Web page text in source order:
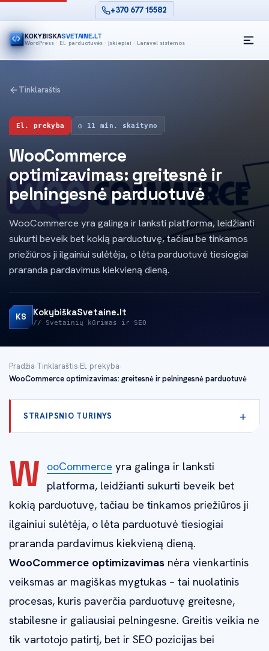
+370 677 15582
KOKYBISKASVETAINE.LT
WordPress · El. parduotuvės · Įskiepiai · Laravel sistemos
Tinklaraštis
El. prekyba ◷ 11 min. skaitymo
WooCommerce
optimizavimas: greitesnė ir
pelningesnė parduotuvė
WooCommerce yra galinga ir lanksti platforma, leidžianti
sukurti beveik bet kokią parduotuvę, tačiau be tinkamos
priežiūros ji ilgainiui sulėtėja, o lėta parduotuvė tiesiogiai
praranda pardavimus kiekvieną dieną.
KS KokybiškaSvetaine.lt
// Svetainių kūrimas ir SEO
Pradžia Tinklaraštis El. prekyba
WooCommerce optimizavimas: greitesnė ir pelningesnė parduotuvė
STRAIPSNIO TURINYS
W ooCommerce yra galinga ir lanksti
platforma, leidžianti sukurti beveik bet
kokią parduotuvę, tačiau be tinkamos priežiūros ji
ilgainiui sulėtėja, o lėta parduotuvė tiesiogiai
praranda pardavimus kiekvieną dieną.
WooCommerce optimizavimas nėra vienkartinis
veiksmas ar magiškas mygtukas – tai nuolatinis
procesas, kuris paverčia parduotuvę greitesne,
stabilesne ir galiausiai pelningesne. Greitis veikia ne
tik vartotojo patirtį, bet ir SEO pozicijas bei